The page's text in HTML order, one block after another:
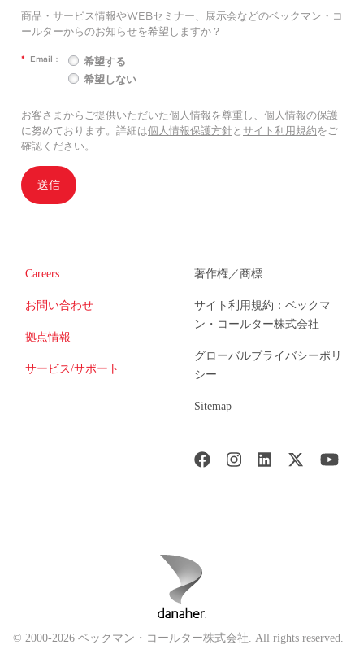
商品・サービス情報やWEBセミナー、展示会などのベックマン・コ
ールターからのお知らせを希望しますか？
* Email：
希望する
希望しない
お客さまからご提供いただいた個人情報を尊重し、個人情報の保護
に努めております。詳細は個人情報保護方針と サイト利用規約をご
確認ください。
送信
Careers
お問い合わせ
拠点情報
サービス/サポート
著作権／商標
サイト利用規約：ベックマ
ン・コールター株式会社
グローバルプライバシーポリ
シー
Sitemap
© 2000-2026 ベックマン・コールター株式会社. All rights reserved.